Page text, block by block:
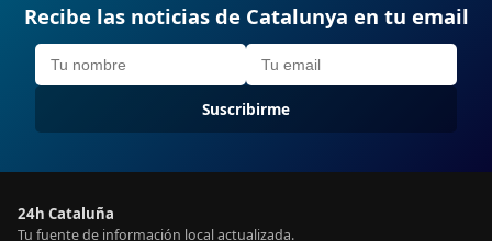
Recibe las noticias de Catalunya en tu email
Suscribirme
24h Cataluña
Tu fuente de información local actualizada.